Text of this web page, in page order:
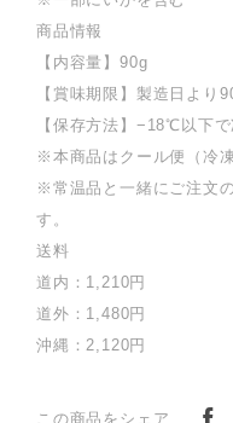
商品情報
【内容量】90g
【賞味期限】製造日より
【保存方法】−18℃以下
※本商品はクール便（冷
※常温品と一緒にご注文
す。
送料
道内：1,210円
道外：1,480円
沖縄：2,120円
この商品をシェア